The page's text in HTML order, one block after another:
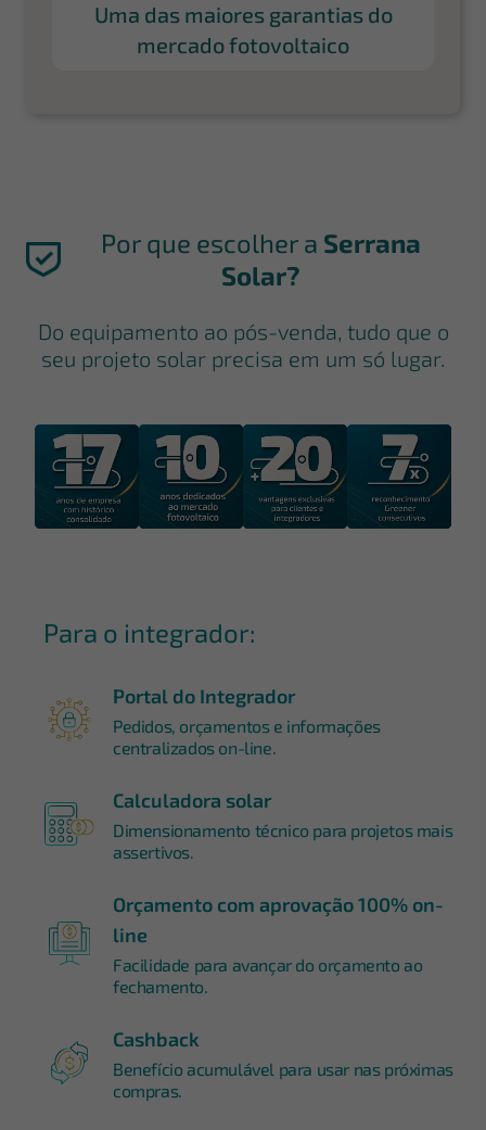
Uma das maiores garantias do
mercado fotovoltaico
Por que escolher a Serrana
Solar?
Do equipamento ao pós-venda, tudo que o
seu projeto solar precisa em um só lugar.
Para o integrador:
Portal do Integrador
Pedidos, orçamentos e informações
centralizados on-line.
Calculadora solar
Dimensionamento técnico para projetos mais
assertivos.
Orçamento com aprovação 100% on-
line
Facilidade para avançar do orçamento ao
fechamento.
Cashback
Benefício acumulável para usar nas próximas
compras.